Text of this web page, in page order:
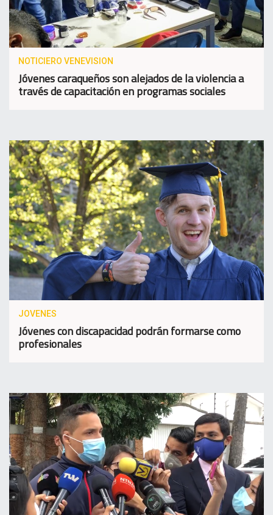
NOTICIERO VENEVISION
Jóvenes caraqueños son alejados de la violencia a
través de capacitación en programas sociales
JOVENES
Jóvenes con discapacidad podrán formarse como
profesionales